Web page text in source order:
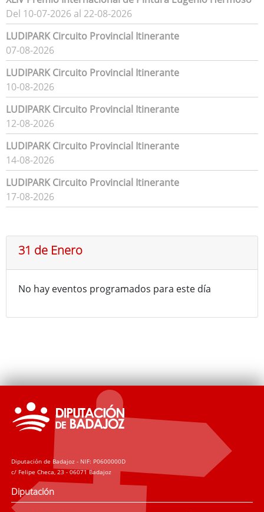
Del 10-07-2026 al 22-08-2026
LUDIPARK Circuito Provincial Itinerante
07-08-2026
LUDIPARK Circuito Provincial Itinerante
10-08-2026
LUDIPARK Circuito Provincial Itinerante
12-08-2026
LUDIPARK Circuito Provincial Itinerante
14-08-2026
LUDIPARK Circuito Provincial Itinerante
17-08-2026
31 de Enero
No hay eventos programados para este día
Diputación de Badajoz - NIF: P0600000D
c/ Felipe Checa, 23 - 06071 Badajoz
Diputación